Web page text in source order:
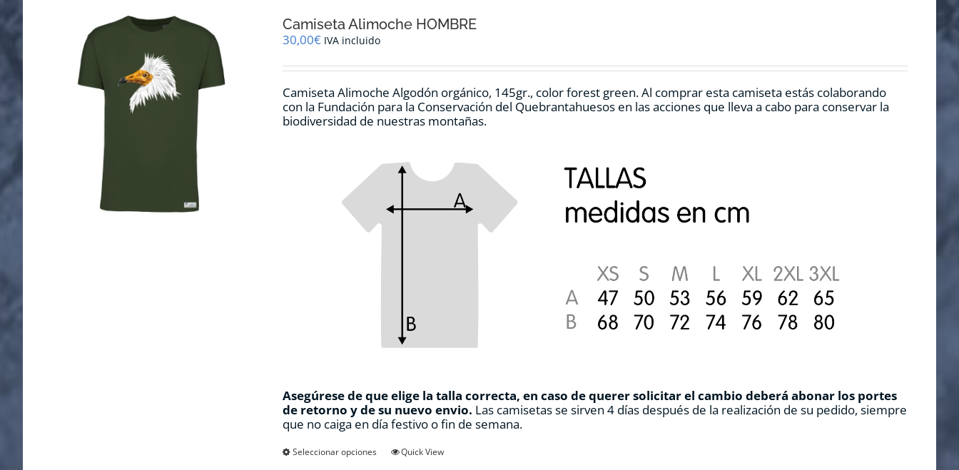
Camiseta Alimoche HOMBRE
30,00€ IVA incluido
Camiseta Alimoche Algodón orgánico, 145gr., color forest green. Al comprar esta camiseta estás colaborando
con la Fundación para la Conservación del Quebrantahuesos en las acciones que lleva a cabo para conservar la
biodiversidad de nuestras montañas.
Asegúrese de que elige la talla correcta, en caso de querer solicitar el cambio deberá abonar los portes
de retorno y de su nuevo envio. Las camisetas se sirven 4 días después de la realización de su pedido, siempre
que no caiga en día festivo o fin de semana.
Seleccionar opciones
EsteQuick View